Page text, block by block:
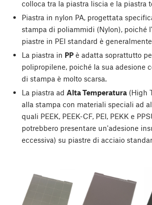
colloca tra la piastra liscia e la piastra
Piastra in nylon PA, progettata
stampa di poliammidi (Nylon), poiché
piastre in PEI standard è
La piastra in PPè adatta soprattutto
polipropilene, poiché la sua adesione
di stampa è molto scarsa.
La piastra ad Alta Temperatura(High
alla stampa con materiali speciali ad
quali PEEK, PEEK-CF, PEI, PEKK e
potrebbero presentare un'adesione
eccessiva) su piastre di acciaio